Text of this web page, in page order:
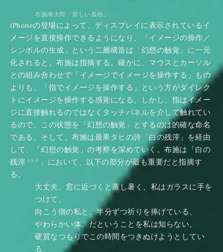
布施琳太郎「新しい孤独」
iPhoneの登場によって、ディスプレイに表示されているイ
メージを直接操作できるようになり、「イメージの操作／
シンボルの生成」という二層構造は「幻想の触覚」に一元
化されると、布施は指摘する。確かに、マウスとカーソル
との組み合わせで「イメージでイメージを操作する」もの
よりも、「指でイメージを操作する」という方がダイレク
トにイメージを操作する感覚になる。しかし、指はイメー
ジに直接触れるのではなくタッチパネルを介して触れてい
るので、この状態を「幻想の触覚」とするのは的確な命名
である。そして、布施は最果タヒの詩「白の残滓」を経由
して、「幻想の触覚」の考察を深めていく。布施は「白の
残滓 ※9
」において、以下の部分が最も重要だと指摘す
る。
大丈夫、窓に近づくと蒸し暑く、私はガラスに手を
つけて、
向こう側の私と、半分ずつ祈りを捧げている、
やわらかい体、だということを私は知らない、
硬質なつもりでこの時間をつきぬけようとしてい
る、